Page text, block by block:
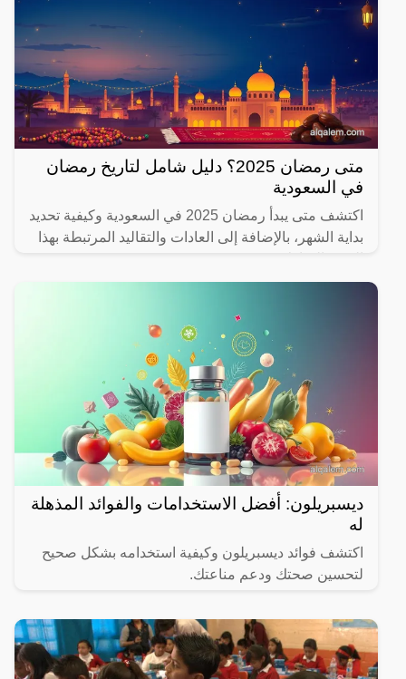
متى رمضان 2025؟ دليل شامل لتاريخ رمضان
في السعودية
اكتشف متى يبدأ رمضان 2025 في السعودية وكيفية تحديد
بداية الشهر، بالإضافة إلى العادات والتقاليد المرتبطة بهذا
ديسبريلون: أفضل الاستخدامات والفوائد المذهلة
له
اكتشف فوائد ديسبريلون وكيفية استخدامه بشكل صحيح
لتحسين صحتك ودعم مناعتك.